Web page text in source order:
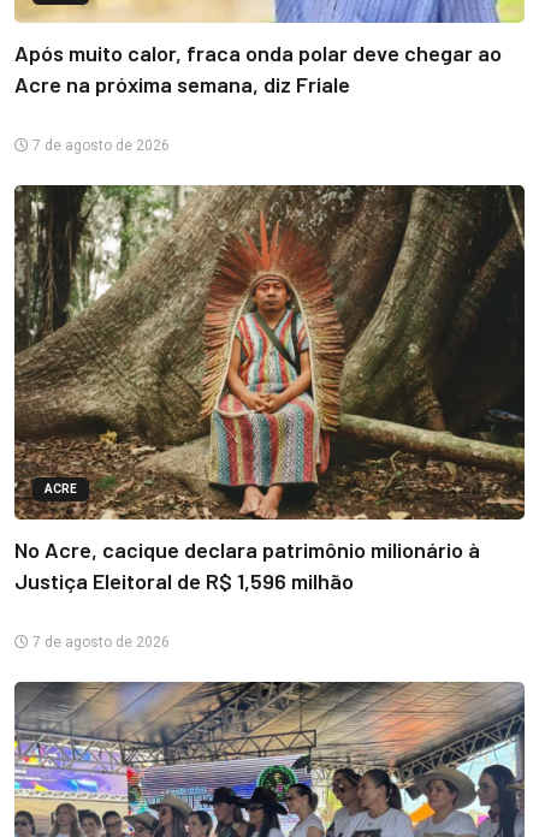
Após muito calor, fraca onda polar deve chegar ao
Acre na próxima semana, diz Friale
7 de agosto de 2026
ACRE
No Acre, cacique declara patrimônio milionário à
Justiça Eleitoral de R$ 1,596 milhão
7 de agosto de 2026